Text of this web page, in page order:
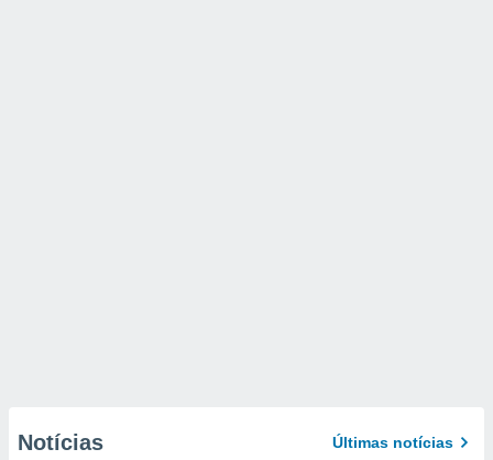
Notícias Últimas notícias